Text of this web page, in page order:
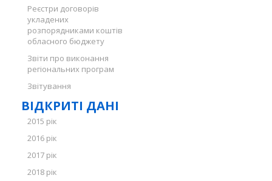
Реєстри договорів
укладених
розпорядниками коштів
обласного бюджету
Звіти про виконання
регіональних програм
Звітування
ВІДКРИТІ ДАНІ
2015 рік
2016 рік
2017 рік
2018 рік